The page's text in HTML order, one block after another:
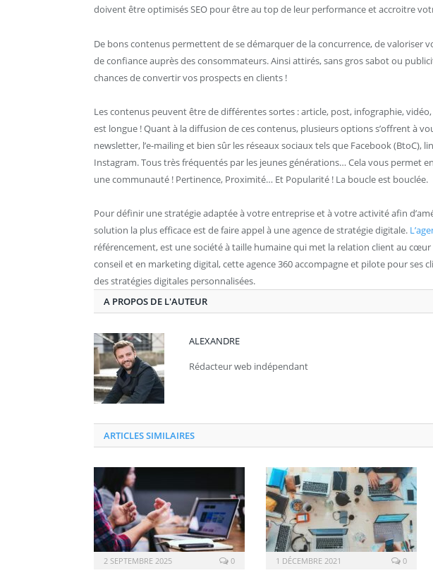
doivent être optimisés SEO pour être au top de leur performance et accroitre
De bons contenus permettent de se démarquer de la concurrence, de valoriser
de confiance auprès des consommateurs. Ainsi attirés, sans gros sabot ou
chances de convertir vos prospects en clients !
Les contenus peuvent être de différentes sortes : article, post, infographie,
est longue ! Quant à la diffusion de ces contenus, plusieurs options s’offrent à
newsletter, l’e-mailing et bien sûr les réseaux sociaux tels que Facebook (BtoC),
Instagram. Tous très fréquentés par les jeunes générations… Cela vous permet
une communauté ! Pertinence, Proximité… Et Popularité ! La boucle est bouclée.
Pour définir une stratégie adaptée à votre entreprise et à votre activité afin
solution la plus efficace est de faire appel à une agence de stratégie digitale.
référencement, est une société à taille humaine qui met la relation client au cœur
conseil et en marketing digital, cette agence 360 accompagne et pilote pour ses
des stratégies digitales personnalisées.
A PROPOS DE L'AUTEUR
ALEXANDRE
Rédacteur web indépendant
ARTICLES SIMILAIRES
2 SEPTEMBRE 2025 0 1 DÉCEMBRE 2021 0